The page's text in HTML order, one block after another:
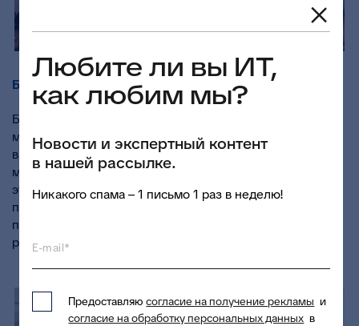
БФТ-ХОЛДИНГ- ГЛАВНЫЙ ПАРТНЕР ФОРУМА
БФТ-Холдинг выступил главным партнером
мероприятия. Эксперты Компании ежегодно участвуют
в форуме и делятся опытом, полученным в реализации
масштабных федеральных и региональных проектов. В
этом году в рамках деловой программы были
представлены инструменты сбора и анализа данных и
практические кейсы их применения в сфере
регионального управления.
Любите ли вы ИТ,
как любим мы?
Новости и экспертный контент
в нашей рассылке.
Никакого спама – 1 письмо 1 раз в неделю!
E-mail*
Предоставляюсогласие на получение рекламы и
согласие на обработку персональных данных в